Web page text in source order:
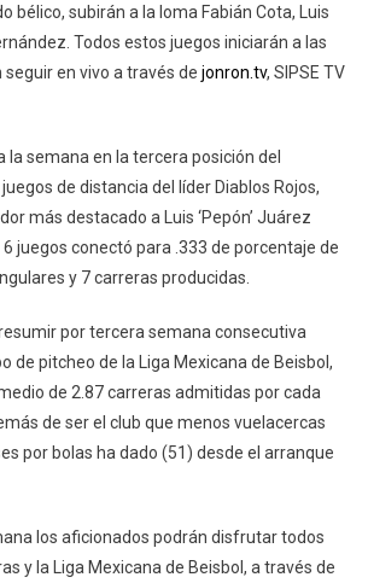
bélico, subirán a la loma Fabián Cota, Luis
Todos estos juegos iniciarán a las
seguir en vivo a través de jonron.tv, SIPSE TV
la semana en la tercera posición del
de distancia del líder Diablos Rojos,
más destacado a Luis ‘Pepón’ Juárez
juegos conectó para .333 de porcentaje de
y 7 carreras producidas.
por tercera semana consecutiva
de pitcheo de la Liga Mexicana de Beisbol,
de 2.87 carreras admitidas por cada
de ser el club que menos vuelacercas
por bolas ha dado (51) desde el arranque
los aficionados podrán disfrutar todos
y la Liga Mexicana de Beisbol, a través de